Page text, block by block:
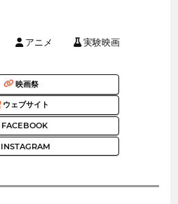
アニメ 実験映画
映画祭
ウェブサイト
FACEBOOK
INSTAGRAM